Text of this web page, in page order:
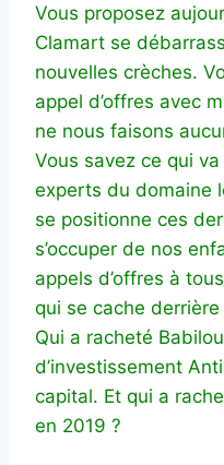
Vous proposez
Clamart se
nouvelles crèches.
appel d’offres avec
ne nous faisons
Vous savez ce qui
experts du domaine
se positionne ces
s’occuper de nos
appels d’offres à
qui se cache
Qui a racheté
d’investissement
capital. Et qui a
en 2019 ?